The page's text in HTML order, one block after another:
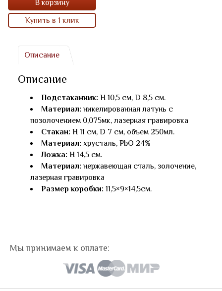
Описание
Описание
Подстаканник: H 10,5 см, D 8,5 см.
Материал: никелированная латунь с
позолочением 0,075мк, лазерная гравировка
Стакан: H 11 см, D 7 см, объем 250мл.
Материал: хрусталь, PbO 24%
Ложка: H 14,5 см.
Материал: нержавеющая сталь, золочение,
лазерная гравировка
Размер коробки: 11,5×9×14,5см.
В корзину
Купить в 1 клик
Мы принимаем к оплате: